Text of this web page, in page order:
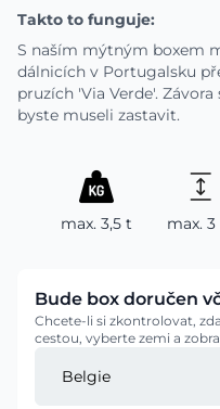
Takto to funguje:
S naším mýtným boxem
dálnicích v Portugalsku
pruzích 'Via Verde'.
byste museli zastavit.
max. 3,5 t max.
Bude box doručen
Chcete-li si zkontrolovat,
cestou, vyberte zemi a